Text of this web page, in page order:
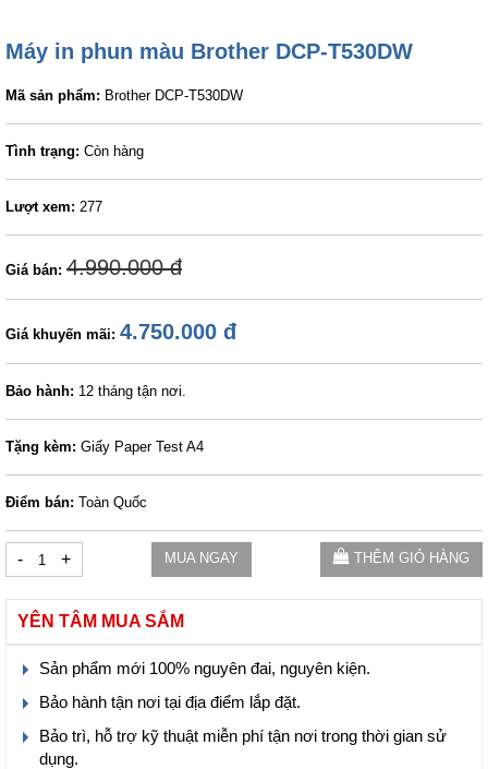
Máy in phun màu Brother DCP-T530DW
Mã sản phẩm: Brother DCP-T530DW
Tình trạng: Còn hàng
Lượt xem: 277
Giá bán: 4.990.000 đ
Giá khuyến mãi: 4.750.000 đ
Bảo hành: 12 tháng tận nơi.
Tặng kèm: Giấy Paper Test A4
Điểm bán: Toàn Quốc
- + MUA NGAY THÊM GIỎ HÀNG
YÊN TÂM MUA SẮM
Sản phẩm mới 100% nguyên đai, nguyên kiện.
Bảo hành tận nơi tại địa điểm lắp đặt.
Bảo trì, hỗ trợ kỹ thuật miễn phí tận nơi trong thời gian sử
dụng.